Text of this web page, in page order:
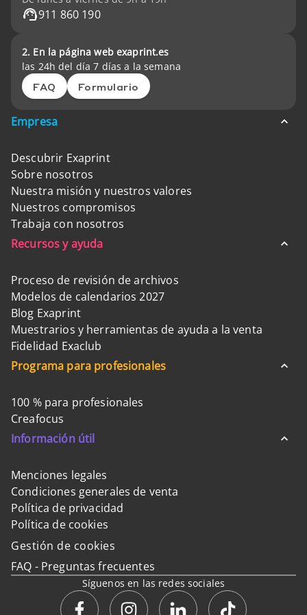
911 860 190
2. En la página web exaprint.es
las 24h del día 7 días a la semana
FAQ Formulario
Empresa
Descubrir Exaprint
Sobre nosotros
Nuestra misión y nuestros valores
Nuestros compromisos
Trabaja con nosotros
Recursos y ayuda
Proceso de revisión de archivos
Modelos de calendarios 2027
Blog Exaprint
Muestrarios y herramientas de ayuda a la venta
Fidelidad Exaclub
Programa para profesionales
100 % para profesionales
Creafocus
Información útil
Menciones legales
Condiciones generales de venta
Política de privacidad
Política de cookies
Gestión de cookies
FAQ - Preguntas frecuentes
Síguenos en las redes sociales